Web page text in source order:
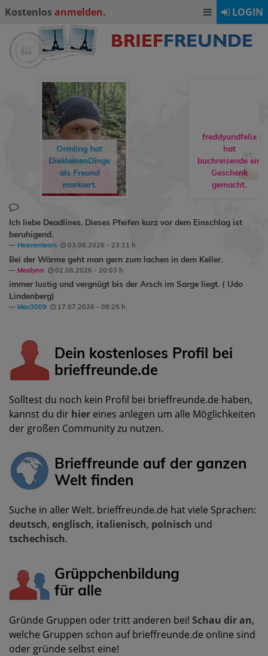
Kostenlos anmelden. LOGIN
Ormlinghat
DiekleinenDinge
als Freund
markiert.
freddyundfelix
hat
buchreisendeein
Geschenk
gemacht.
Ich liebe Deadlines. Dieses Pfeifen kurz vor dem Einschlag ist
beruhigend.
Heaventears 03.08.2026 - 23:11 h
Bei der Wärme geht man gern zum lachen in dem Keller.
Mealynn 02.08.2026 - 20:03 h
immer lustig und vergnügt bis der Arsch im Sarge liegt. ( Udo
Lindenberg)
Mac3009 17.07.2026 - 08:25 h
Dein kostenloses Profil bei
brieffreunde.de
Solltest du noch kein Profil bei brieffreunde.de haben,
kannst du dir hier eines anlegen um alle Möglichkeiten
der großen Community zu nutzen.
Brieffreunde auf der ganzen
Welt finden
Suche in aller Welt. brieffreunde.de hat viele Sprachen:
deutsch, englisch, italienisch, polnisch und
tschechisch.
Grüppchenbildung
für alle
Gründe Gruppen oder tritt anderen bei! Schau dir an,
welche Gruppen schon auf brieffreunde.de online sind
oder gründe selbst eine!